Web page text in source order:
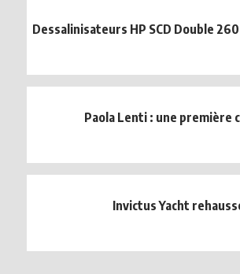
Dessalinisateurs HP SCD Double
Paola Lenti : une première
Invictus Yacht